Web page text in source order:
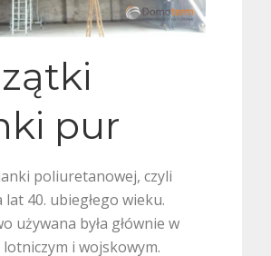
pur
poliuretanowej, czyli
lat 40. ubiegłego wieku.
używana była głównie w
i wojskowym.